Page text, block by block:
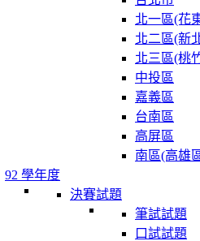
北一區(花
北二區(新
北三區(桃
中投區
嘉義區
台南區
高屏區
南區(高雄
92 學年度
決賽試題
筆試試題
口試試題